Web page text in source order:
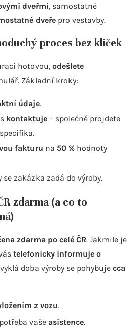
dveřmi, samostatné
dveře pro vestavby.
proces bez kliček
hotovou, odešlete
Základní kroky:
údaje.
kontaktuje – společně projdete
fakturu na 50 % hodnoty
zakázka zadá do výroby.
zdarma (a co to
zdarma po celé ČR. Jakmile je
telefonicky informuje o
doba výroby se pohybuje cca
z vozu.
vaše asistence.